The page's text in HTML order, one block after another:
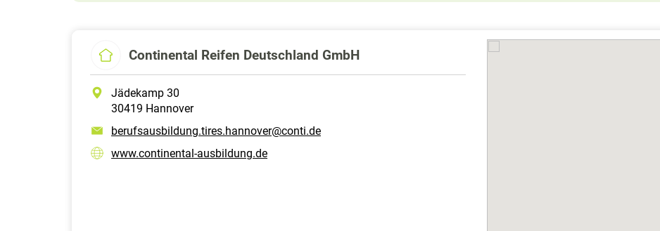
Continental Reifen Deutschland GmbH
Jädekamp 30
30419 Hannover
berufsausbildung.tires.hannover@conti.de
www.continental-ausbildung.de